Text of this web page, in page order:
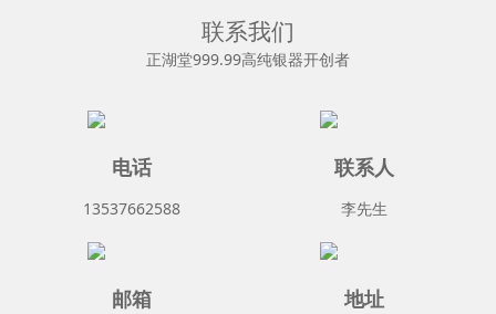
联系我们
正湖堂999.99高纯银器开创者
电话
13537662588
联系人
李先生
邮箱 地址